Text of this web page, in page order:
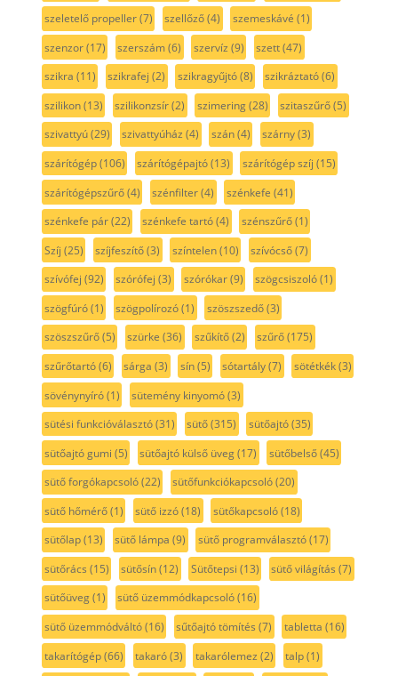
szeletelő propeller(7) szellőző(4) szemeskávé (1)
szenzor(17) szerszám(6) szervíz (9) szett(47)
szikra (11) szikrafej (2) szikragyűjtó(8) szikráztató(6)
szilikon(13) szilikonzsír(2) szimering(28) szitaszűrő(5)
szivattyú(29) szivattyúház (4) szán(4) szárny(3)
szárítógép(106) szárítógépajtó(13) szárítógép szíj (15)
szárítógépszűrő(4) szénfilter(4) szénkefe (41)
szénkefe pár(22) szénkefe tartó(4) szénszűrő(1)
Szíj (25) szíjfeszítő(3) színtelen(10) szívócső(7)
szívófej (92) szórófej (3) szórókar(9) szögcsiszoló(1)
szögfúró(1) szögpolírozó(1) szöszszedő(3)
szöszszűrő(5) szürke (36) szűkítő(2) szűrő(175)
szűrőtartó(6) sárga (3) sín(5) sótartály(7) sötétkék(3)
sövénynyíró(1) sütemény kinyomó(3)
sütési funkcióválasztó(31) sütő(315) sütőajtó(35)
sütőajtó gumi (5) sütőajtó külső üveg(17) sütőbelső(45)
sütő forgókapcsoló(22) sütőfunkciókapcsoló(20)
sütő hőmérő(1) sütő izzó(18) sütőkapcsoló(18)
sütőlap(13) sütő lámpa (9) sütő programválasztó(17)
sütőrács (15) sütősín(12) Sütőtepsi (13) sütő világítás (7)
sütőüveg(1) sütő üzemmódkapcsoló(16)
sütő üzemmódváltó(16) sűtőajtó tömítés (7) tabletta (16)
takarítógép(66) takaró(3) takarólemez (2) talp(1)